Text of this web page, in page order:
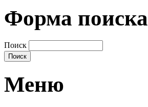
Форма поиска
Поиск
Меню